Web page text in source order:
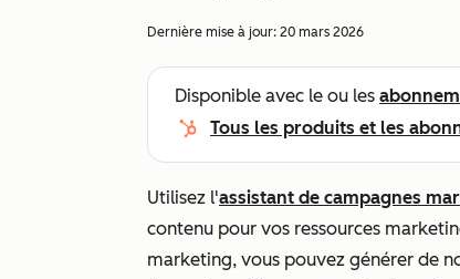
Dernière mise à jour: 20 mars 2026
Disponible avec le ou les
Tous les produits et les
Utilisez l'assistant de campagnes
contenu pour vos ressources
marketing, vous pouvez générer de